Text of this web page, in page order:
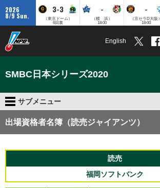
2026
8/9 Sun.
3-3
（東京ドーム）
6回裏
-
（横 浜）
18:00
-
（京セラD大阪）
18:00
English
SMBC日本シリーズ2020
サブメニュー
出場資格者名簿（読売ジャイアンツ）
読売
福岡ソフトバンク